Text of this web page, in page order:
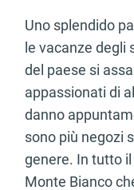
Uno splendido
le vacanze degli
del paese si
appassionati di
danno
sono più negozi
genere. In tutto
Monte Bianco